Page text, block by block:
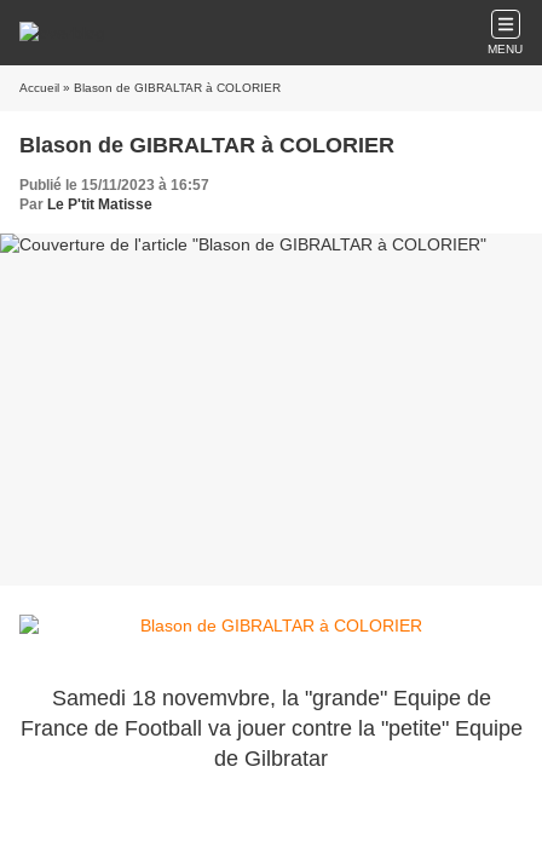
MENU
Accueil » Blason de GIBRALTAR à COLORIER
Blason de GIBRALTAR à COLORIER
Publié le 15/11/2023 à 16:57
Par Le P'tit Matisse
Samedi 18 novemvbre, la "grande" Equipe de
France de Football va jouer contre la "petite" Equipe
de Gilbratar